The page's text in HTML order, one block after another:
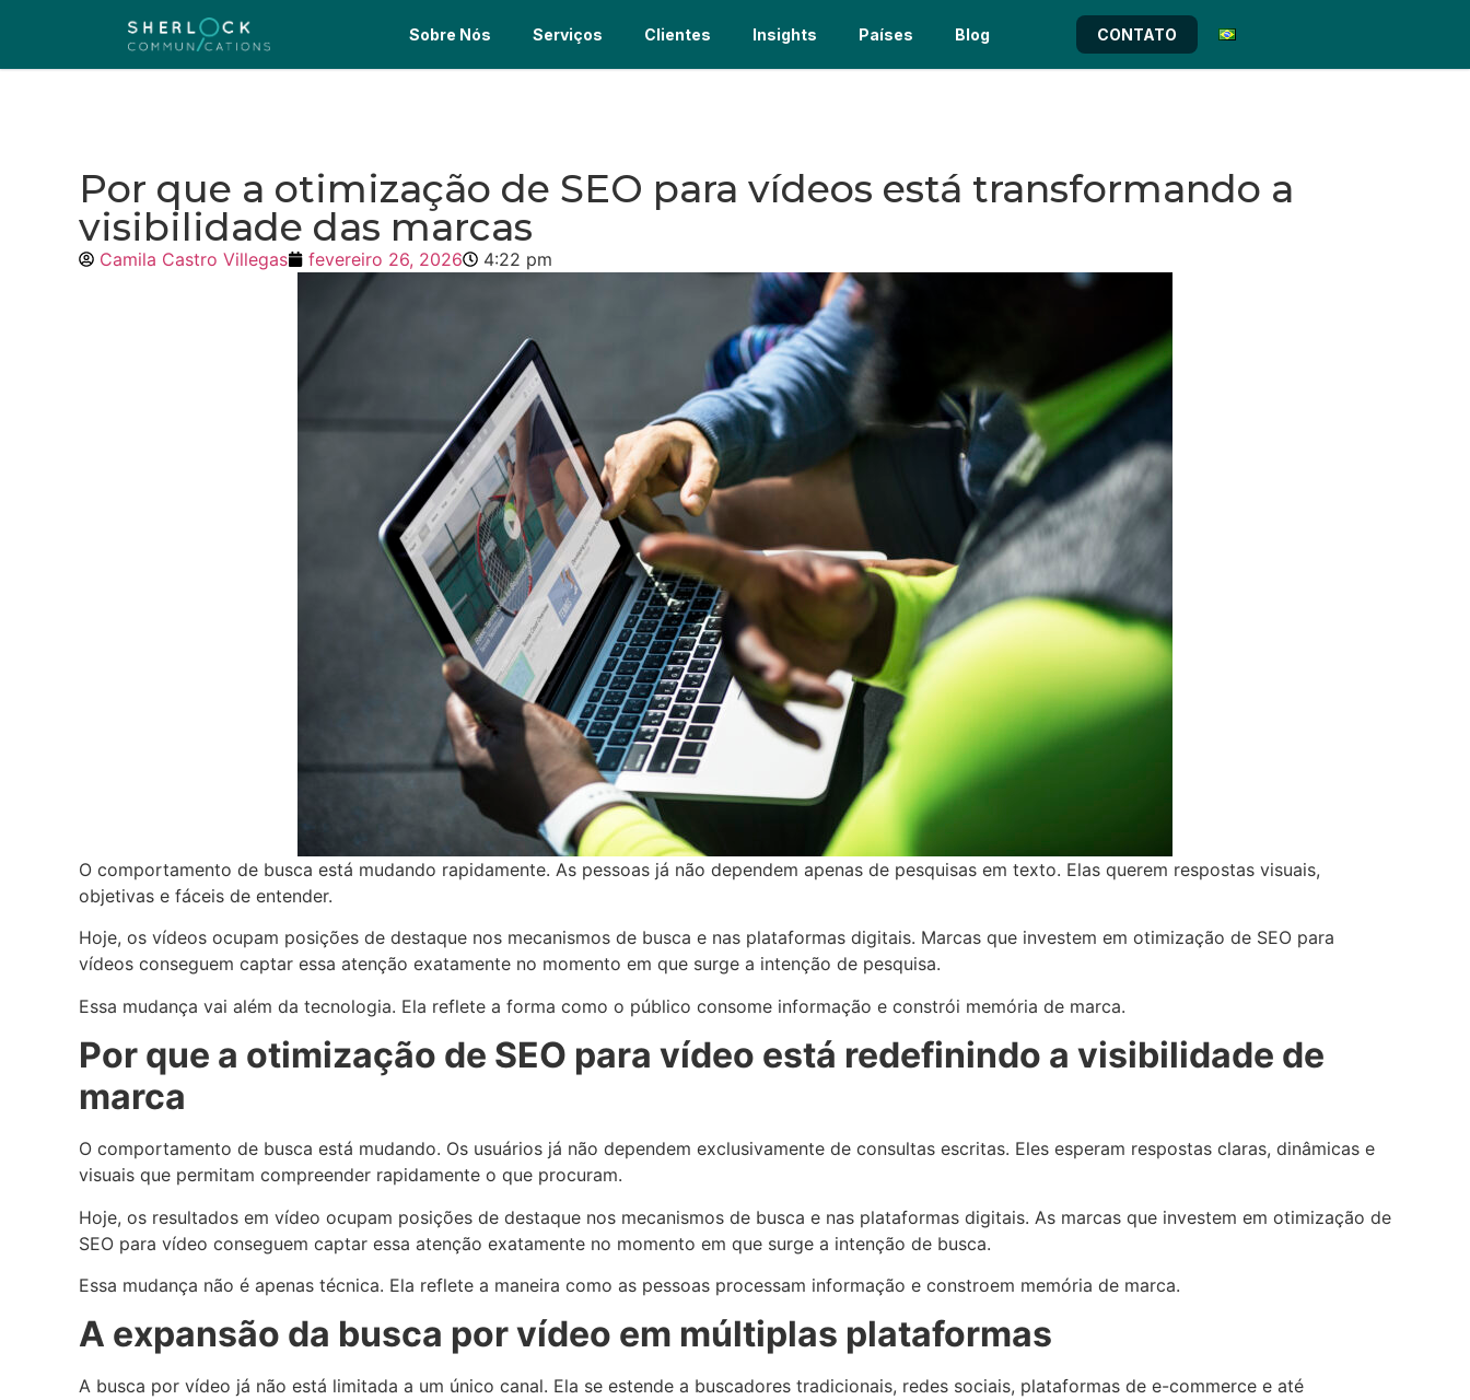
Sobre Nós Serviços Clientes Insights Países Blog CONTATO
Por que a otimização de SEO para vídeos está transformando a
visibilidade das marcas
Camila Castro Villegas fevereiro 26, 2026 4:22 pm
O comportamento de busca está mudando rapidamente. As pessoas já não dependem apenas de pesquisas em texto. Elas querem respostas visuais,
objetivas e fáceis de entender.
Hoje, os vídeos ocupam posições de destaque nos mecanismos de busca e nas plataformas digitais. Marcas que investem em otimização de SEO para
vídeos conseguem captar essa atenção exatamente no momento em que surge a intenção de pesquisa.
Essa mudança vai além da tecnologia. Ela reflete a forma como o público consome informação e constrói memória de marca.
Por que a otimização de SEO para vídeo está redefinindo a visibilidade de
marca
O comportamento de busca está mudando. Os usuários já não dependem exclusivamente de consultas escritas. Eles esperam respostas claras, dinâmicas e
visuais que permitam compreender rapidamente o que procuram.
Hoje, os resultados em vídeo ocupam posições de destaque nos mecanismos de busca e nas plataformas digitais. As marcas que investem em otimização de
SEO para vídeo conseguem captar essa atenção exatamente no momento em que surge a intenção de busca.
Essa mudança não é apenas técnica. Ela reflete a maneira como as pessoas processam informação e constroem memória de marca.
A expansão da busca por vídeo em múltiplas plataformas
A busca por vídeo já não está limitada a um único canal. Ela se estende a buscadores tradicionais, redes sociais, plataformas de e-commerce e até